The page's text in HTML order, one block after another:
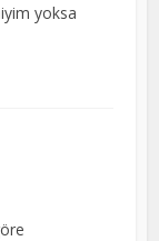
yoksa